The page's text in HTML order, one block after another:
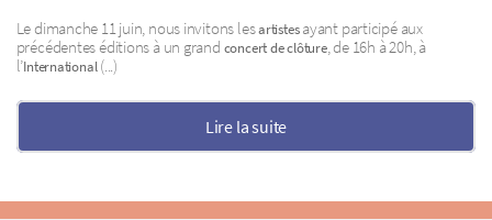
Le dimanche 11 juin, nous invitons lesartistesayant participé aux
précédentes éditions à un grand concert de clôture, de 16h à 20h, à
l’International(...)
Lire la suite